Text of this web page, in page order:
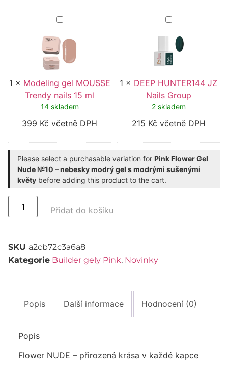
Modeling
gel
MOUSSE
Trendy
nails
15
ml
1 × Modeling gel MOUSSE
Trendy nails 15 ml
14 skladem
399 Kč včetně DPH
DEEP
HUNTER144
JZ
Nails
Group
1 × DEEP HUNTER144 JZ
Nails Group
2 skladem
215 Kč včetně DPH
Please select a purchasable variation for Pink Flower Gel
Nude №10 – nebesky modrý gel s modrými sušenými
květy before adding this product to the cart.
Přidat do košíku
SKU a2cb72c3a6a8
Kategorie Builder gely Pink, Novinky
Popis Další informace Hodnocení (0)
Popis
Flower NUDE – přirozená krása v každé kapce